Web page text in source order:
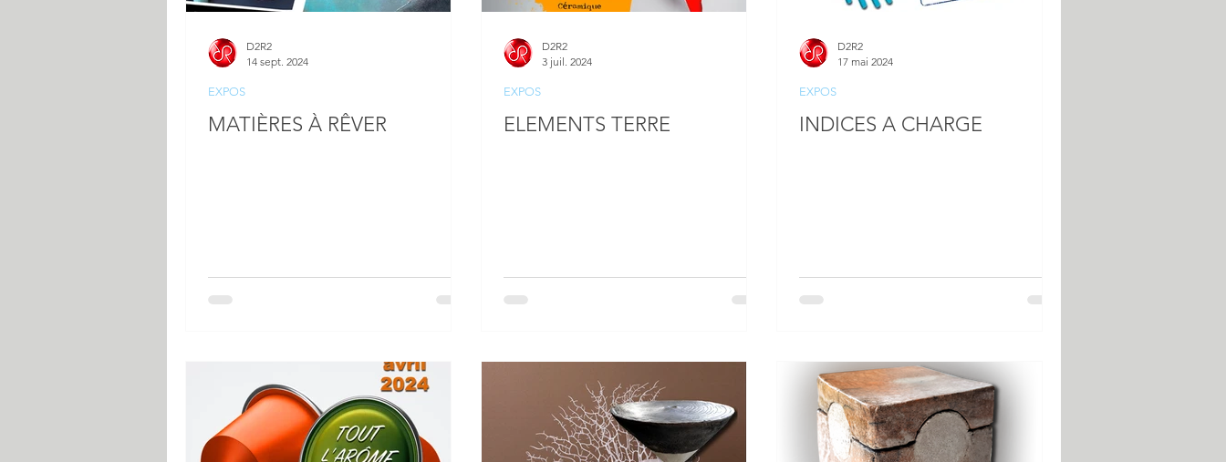
MATIÈRES À RÊVER
EXPOS
D2R2
14 sept. 2024
ELEMENTS TERRE
EXPOS
D2R2
3 juil. 2024
INDICES A CHARGE
EXPOS
D2R2
17 mai 2024